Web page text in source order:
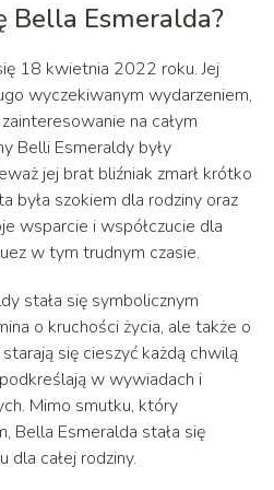
Bella Esmeralda?
18 kwietnia 2022 roku. Jej
wyczekiwanym wydarzeniem,
na całym
Belli Esmeraldy były
jej brat bliźniak zmarł krótko
była szokiem dla rodziny oraz
wsparcie i współczucie dla
w tym trudnym czasie.
stała się symbolicznym
o kruchości życia, ale także o
się cieszyć każdą chwilą
w wywiadach i
Mimo smutku, który
Bella Esmeralda stała się
dla całej rodziny.